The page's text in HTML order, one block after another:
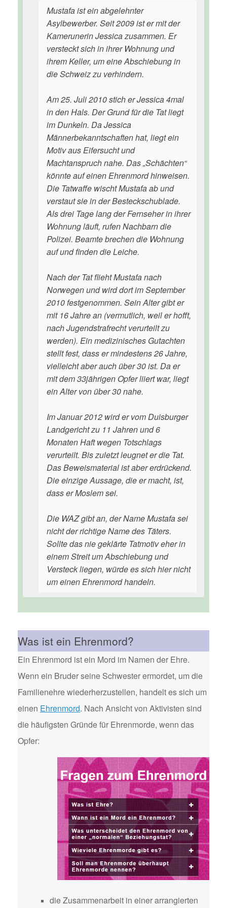
Mustafa ist ein abgelehnter
Asylbewerber. Seit 2009 ist er mit der
Kamerunerin Jessica zusammen. Er
versteckt sich in ihrer Wohnung und
ihrem Keller, um eine Abschiebung in
die Schweiz zu verhindern.
Am 25. Juli 2010 stich er Jessica 4mal
in den Hals. Der Grund für die Tat liegt
im Dunkeln. Da Jessica
Männerbekanntschaften hat, liegt ein
Motiv aus Eifersucht und
Machtanspruch nahe. Das „Schächten“
könnte auf einen Ehrenmord hinweisen.
Die Tatwaffe wischt Mustafa ab und
verstaut sie in der Besteckschublade.
Als drei Tage lang der Fernseher in ihrer
Wohnung läuft, rufen Nachbarn die
Polizei. Beamte brechen die Wohnung
auf und finden die Leiche.
Nach der Tat flieht Mustafa nach
Norwegen und wird dort im September
2010 festgenommen. Sein Alter gibt er
mit 16 Jahre an (vermutlich, weil er hofft,
nach Jugendstrafrecht verurteilt zu
werden). Ein medizinisches Gutachten
stellt fest, dass er mindestens 26 Jahre,
vielleicht aber auch über 30 ist. Da er
mit dem 33jährigen Opfer liiert war, liegt
ein Alter von über 30 nahe.
Im Januar 2012 wird er vom Duisburger
Landgericht zu 11 Jahren und 6
Monaten Haft wegen Totschlags
verurteilt. Bis zuletzt leugnet er die Tat.
Das Beweismaterial ist aber erdrückend.
Die einzige Aussage, die er macht, ist,
dass er Moslem sei.
Die WAZ gibt an, der Name Mustafa sei
nicht der richtige Name des Täters.
Sollte das nie geklärte Tatmotiv eher in
einem Streit um Abschiebung und
Versteck liegen, würde es sich hier nicht
um einen Ehrenmord handeln.
Was ist ein Ehrenmord?
Ein Ehrenmord ist ein Mord im Namen der Ehre.
Wenn ein Bruder seine Schwester ermordet, um die
Familienehre wiederherzustellen, handelt es sich um
einen Ehrenmord. Nach Ansicht von Aktivisten sind
die häufigsten Gründe für Ehrenmorde, wenn das
Opfer:
die Zusammenarbeit in einer arrangierten